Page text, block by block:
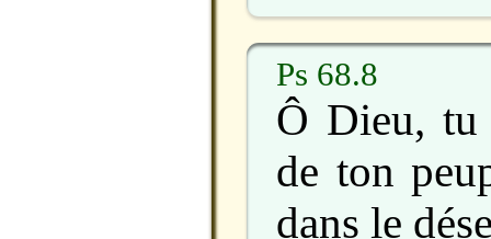
Ps 68.8
Ô Dieu, tu
de ton
dans le